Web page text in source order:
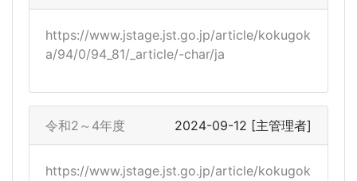
https://www.jstage.jst.go.jp/article/kokugok
a/94/0/94_81/_article/-char/ja
令和2～4年度 2024-09-12 [主管理者]
https://www.jstage.jst.go.jp/article/kokugok